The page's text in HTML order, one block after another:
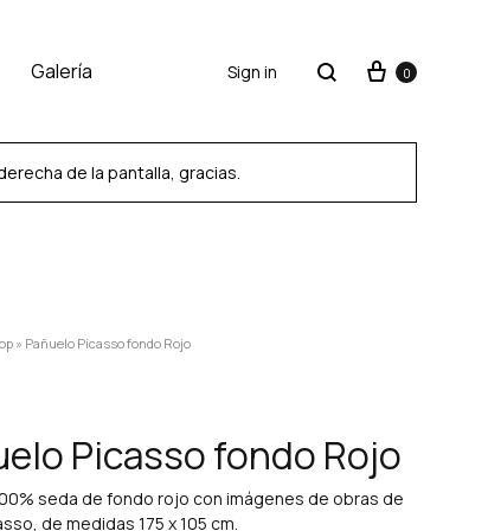
Galería Sign in
Sweatshirt
0
de la pantalla, gracias.
» Pañuelo Picasso fondo Rojo
Picasso fondo Rojo
seda de fondo rojo con imágenes de obras de
de medidas 175 x 105 cm.